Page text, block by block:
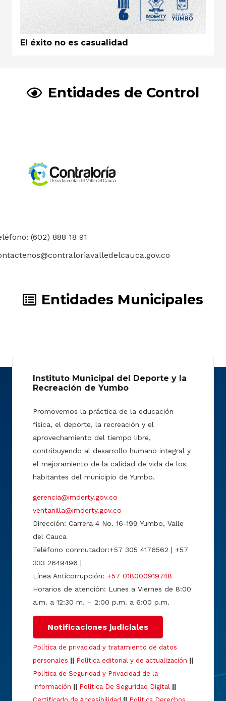
El éxito no es casualidad
Entidades de Control
(602) 888 18 91
Entidades Municipales
Instituto Municipal del Deporte y la
Recreación de Yumbo
Promovemos la práctica de la educación
física, el deporte, la recreación y el
aprovechamiento del tiempo libre,
contribuyendo al desarrollo humano integral y
el mejoramiento de la calidad de vida de los
habitantes del municipio de Yumbo.
gerencia@imderty.gov.co
ventanilla@imderty.gov.co
Dirección: Carrera 4 No. 16-199 Yumbo, Valle
del Cauca
Teléfono conmutador:+57 305 4176562 | +57
333 2649496 |
Línea Anticorrupción: +57 018000919748
Horarios de atención: Lunes a Viernes de 8:00
a.m. a 12:30 m. – 2:00 p.m. a 6:00 p.m.
Notificaciones judiciales
Política de privacidad y tratamiento de datos
personales || Política editorial y de actualización ||
Política de Seguridad y Privacidad de la
Información || Política De Seguridad Digital ||
Certificado de Accesibilidad || Política Derechos